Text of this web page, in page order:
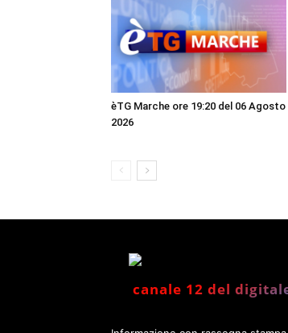
èTG Marche ore 19:20 del 06 Agosto
2026
canale 12 del